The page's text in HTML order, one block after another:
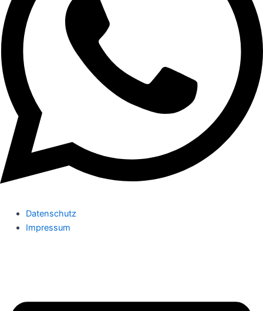
Datenschutz
Impressum